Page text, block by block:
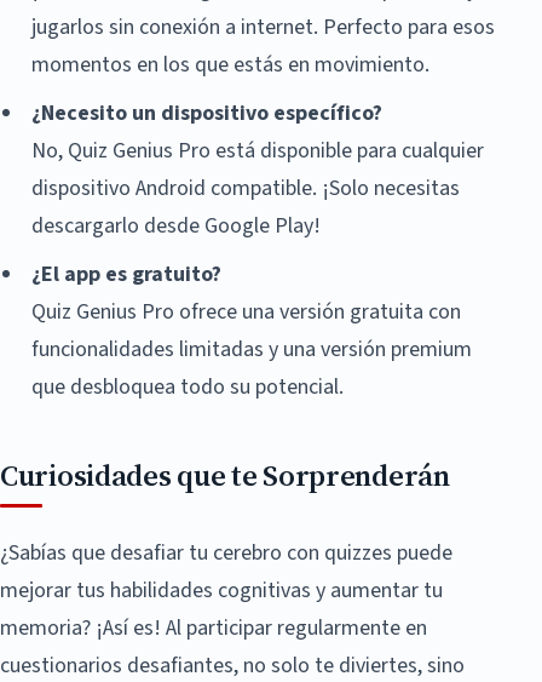
jugarlos sin conexión a internet. Perfecto para esos
momentos en los que estás en movimiento.
¿Necesito un dispositivo específico?
No, Quiz Genius Pro está disponible para cualquier
dispositivo Android compatible. ¡Solo necesitas
descargarlo desde Google Play!
¿El app es gratuito?
Quiz Genius Pro ofrece una versión gratuita con
funcionalidades limitadas y una versión premium
que desbloquea todo su potencial.
Curiosidades que te Sorprenderán
¿Sabías que desafiar tu cerebro con quizzes puede
mejorar tus habilidades cognitivas y aumentar tu
memoria? ¡Así es! Al participar regularmente en
cuestionarios desafiantes, no solo te diviertes, sino